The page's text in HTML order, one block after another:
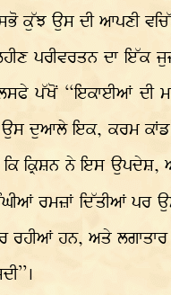
ਕੁੱਝ ਉਸ ਦੀ ਆਪਣੀ
ਪਰੀਵਰਤਨ ਦਾ ਇੱਕ
ਪੱਖੋਂ “ਇਕਾਈਆਂ ਦੀ
ਦੁਆਲੇ ਇਕ, ਕਰਮ ਕਾਂਡ
ਕ੍ਰਿਸ਼ਨ ਨੇ ਇਸ ਉਪਦੇਸ਼,
ਰਮਜ਼ਾਂ ਦਿੱਤੀਆਂ ਪਰ
ਰਹੀਆਂ ਹਨ, ਅਤੇ